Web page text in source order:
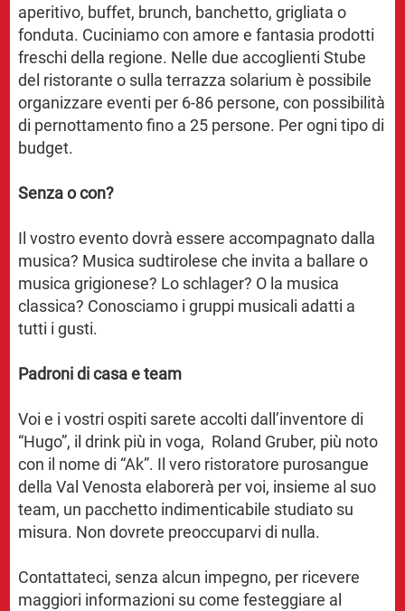
aperitivo, buffet, brunch, banchetto, grigliata o
fonduta. Cuciniamo con amore e fantasia prodotti
freschi della regione. Nelle due accoglienti Stube
del ristorante o sulla terrazza solarium è possibile
organizzare eventi per 6-86 persone, con possibilità
di pernottamento fino a 25 persone. Per ogni tipo di
budget.
Senza o con?
Il vostro evento dovrà essere accompagnato dalla
musica? Musica sudtirolese che invita a ballare o
musica grigionese? Lo schlager? O la musica
classica? Conosciamo i gruppi musicali adatti a
tutti i gusti.
Padroni di casa e team
Voi e i vostri ospiti sarete accolti dall’inventore di
“Hugo”, il drink più in voga, Roland Gruber, più noto
con il nome di “Ak”. Il vero ristoratore purosangue
della Val Venosta elaborerà per voi, insieme al suo
team, un pacchetto indimenticabile studiato su
misura. Non dovrete preoccuparvi di nulla.
Contattateci, senza alcun impegno, per ricevere
maggiori informazioni su come festeggiare al